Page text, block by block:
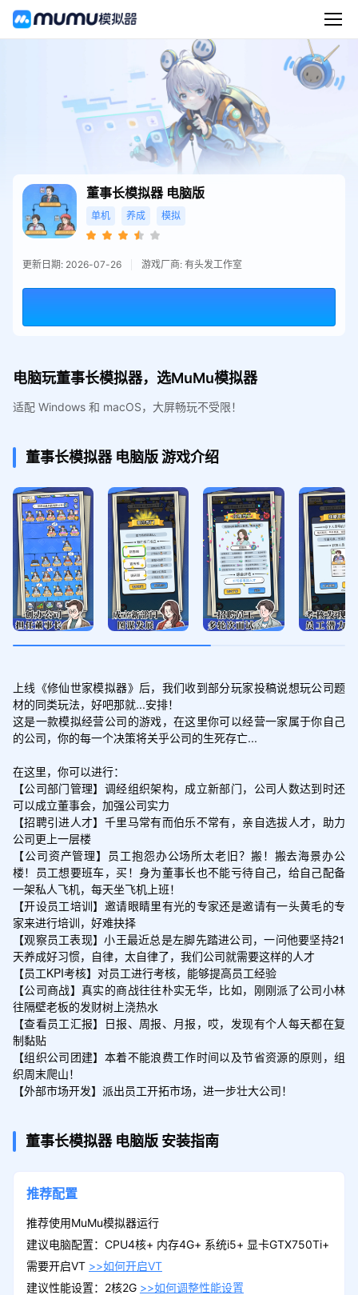
董事长模拟器 电脑版
单机 养成 模拟
更新日期: 2026-07-26 游戏厂商: 有头发工作室
电脑玩董事长模拟器，选MuMu模拟器
适配 Windows 和 macOS，大屏畅玩不受限！
董事长模拟器 电脑版游戏介绍
上线《修仙世家模拟器》后，我们收到部分玩家投稿说想玩公司题
材的同类玩法，好吧那就...安排！
这是一款模拟经营公司的游戏，在这里你可以经营一家属于你自己
的公司，你的每一个决策将关乎公司的生死存亡...
在这里，你可以进行：
【公司部门管理】调经组织架构，成立新部门，公司人数达到时还
可以成立董事会，加强公司实力
【招聘引进人才】千里马常有而伯乐不常有，亲自选拔人才，助力
公司更上一层楼
【公司资产管理】员工抱怨办公场所太老旧？搬！搬去海景办公
楼！员工想要班车，买！身为董事长也不能亏待自己，给自己配备
一架私人飞机，每天坐飞机上班！
【开设员工培训】邀请眼睛里有光的专家还是邀请有一头黄毛的专
家来进行培训，好难抉择
【观察员工表现】小王最近总是左脚先踏进公司，一问他要坚持21
天养成好习惯，自律，太自律了，我们公司就需要这样的人才
【员工KPI考核】对员工进行考核，能够提高员工经验
【公司商战】真实的商战往往朴实无华，比如，刚刚派了公司小林
往隔壁老板的发财树上浇热水
【查看员工汇报】日报、周报、月报，哎，发现有个人每天都在复
制黏贴
【组织公司团建】本着不能浪费工作时间以及节省资源的原则，组
织周末爬山！
【外部市场开发】派出员工开拓市场，进一步壮大公司！
董事长模拟器 电脑版 安装指南
推荐配置
推荐使用MuMu模拟器运行
建议电脑配置：CPU4核+ 内存4G+ 系统i5+ 显卡GTX750Ti+
需要开启VT >>如何开启VT
建议性能设置：2核2G >>如何调整性能设置